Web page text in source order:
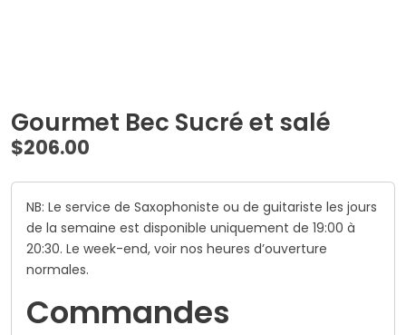
Gourmet Bec Sucré et salé
$206.00
NB: Le service de Saxophoniste ou de guitariste les jours
de la semaine est disponible uniquement de 19:00 à
20:30. Le week-end, voir nos heures d’ouverture
normales.
Commandes